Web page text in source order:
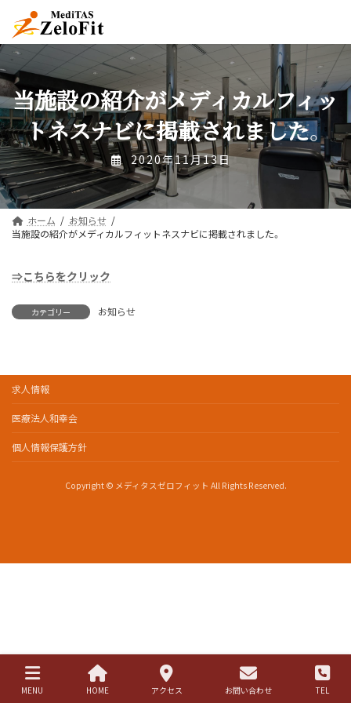
ン
ツ
へ
ス
キ
ッ
プ
ー
シ
ョ
ン
に
移
動
当施設の紹介がメディカルフィッ
トネスナビに掲載されました。
2020年11月13日
ホーム
お知らせ
当施設の紹介がメディカルフィットネスナビに掲載されました。
⇒こちらをクリック
カテゴリー お知らせ
求人情報
医療法人和幸会
個人情報保護方針
Copyright © メディタスゼロフィット All Rights Reserved.
MENU HOME アクセス お問い合わせ TEL